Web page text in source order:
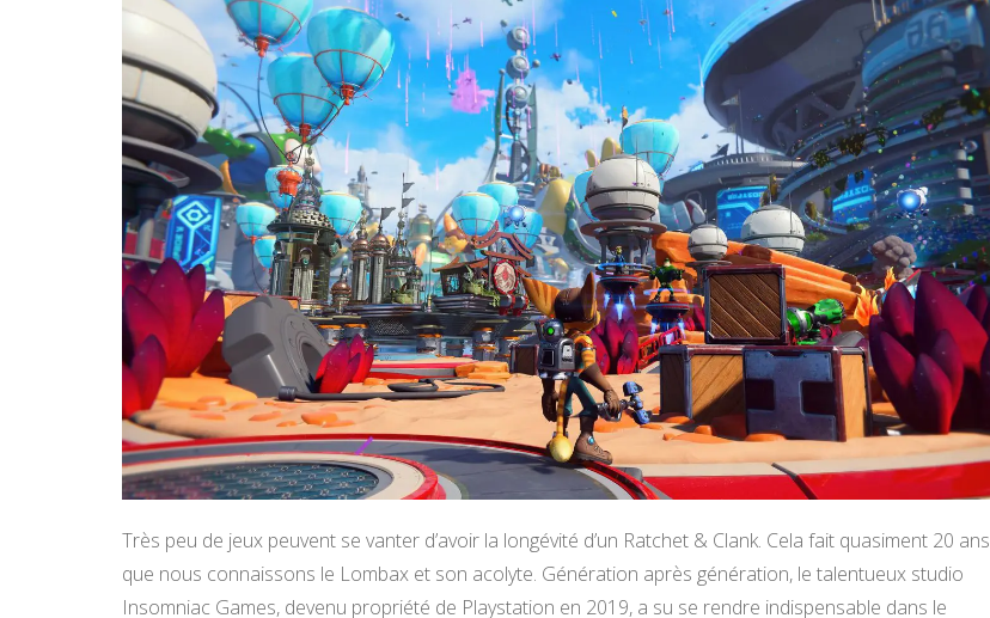
Très peu de jeux peuvent se vanter d’avoir la longévité d’un Ratchet & Clank. Cela fait quasiment 20 ans
que nous connaissons le Lombax et son acolyte. Génération après génération, le talentueux studio
Insomniac Games, devenu propriété de Playstation en 2019, a su se rendre indispensable dans le